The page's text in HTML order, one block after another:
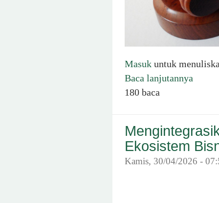
Masuk untuk
Baca lanjutannya
180 baca
Ekosistem
Kamis, 30/04/2026 -